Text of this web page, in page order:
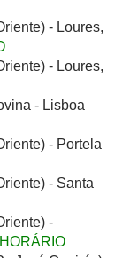
- Loures,
- Loures,
- Lisboa
- Portela
- Santa
-